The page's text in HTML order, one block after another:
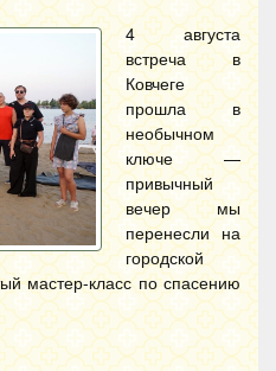
4 августа
встреча в
Ковчеге
прошла в
необычном
ключе —
привычный
вечер мы
перенесли на
городской
мастер-класс по спасению